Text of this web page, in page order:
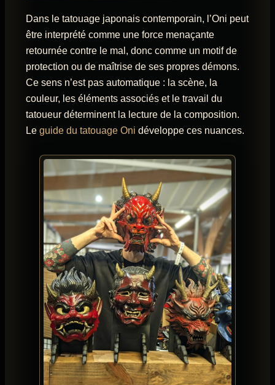
Dans le tatouage japonais contemporain, l’Oni peut
être interprété comme une force menaçante
retournée contre le mal, donc comme un motif de
protection ou de maîtrise de ses propres démons.
Ce sens n’est pas automatique : la scène, la
couleur, les éléments associés et le travail du
tatoueur déterminent la lecture de la composition.
Le guide du tatouage Oni développe ces nuances.